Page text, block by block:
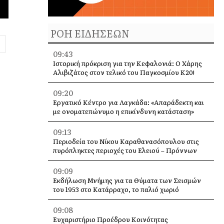
ΡΟΗ ΕΙΔΗΣΕΩΝ
09:43
Ιστορική πρόκριση για την Κεφαλονιά: Ο Χάρης
Αλιβιζάτος στον τελικό του Παγκοσμίου Κ20!
09:20
Εργατικό Κέντρο για Λαγκάδα: «Απαράδεκτη και
με ονοματεπώνυμο η επικίνδυνη κατάσταση»
09:13
Περιοδεία του Νίκου Καραθανασόπουλου στις
πυρόπληκτες περιοχές του Ελειού – Πρόννων
09:09
Εκδήλωση Μνήμης για τα Θύματα των Σεισμών
του 1953 στο Κατάρραχο, το παλιό χωριό
09:08
Ευχαριστήριο Προέδρου Κοινότητας